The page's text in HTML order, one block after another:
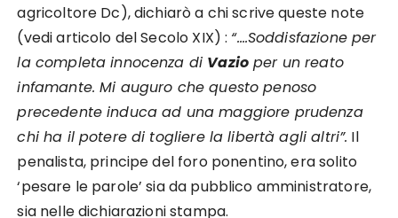
agricoltore Dc), dichiarò a chi scrive queste note
(vedi articolo del Secolo XIX) : “….Soddisfazione per
la completa innocenza di Vazioper un reato
infamante. Mi auguro che questo penoso
precedente induca ad una maggiore prudenza
chi ha il potere di togliere la libertà agli altri”. Il
penalista, principe del foro ponentino, era solito
‘pesare le parole’ sia da pubblico amministratore,
sia nelle dichiarazioni stampa.